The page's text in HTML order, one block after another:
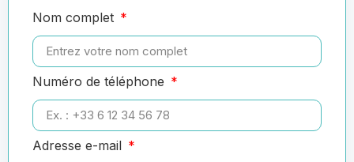
Nom complet
Numéro de téléphone
Adresse e-mail